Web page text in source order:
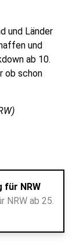
und Länder
und
ab 10.
ob schon
für NRW
NRW ab 25.